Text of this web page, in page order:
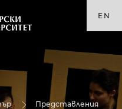
EN
Представления